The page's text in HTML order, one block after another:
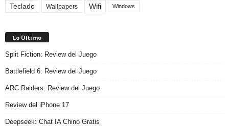
Teclado Wallpapers Wifi Windows
Lo Último
Split Fiction: Review del Juego
Battlefield 6: Review del Juego
ARC Raiders: Review del Juego
Review del iPhone 17
Deepseek: Chat IA Chino Gratis